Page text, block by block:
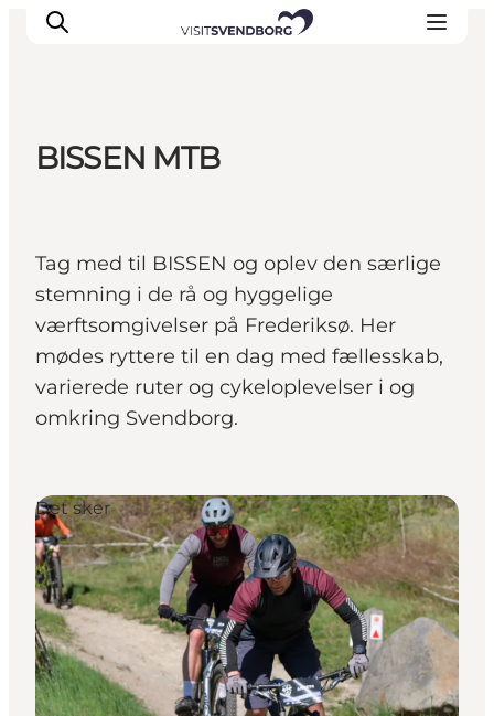
Spis og drik
handelsbyen Svendborg
Overnatning
Planlæg din tur
BISSEN MTB
Tag med til BISSEN og oplev den særlige
stemning i de rå og hyggelige
værftsomgivelser på Frederiksø. Her
mødes ryttere til en dag med fællesskab,
varierede ruter og cykeloplevelser i og
omkring Svendborg.
Det sker